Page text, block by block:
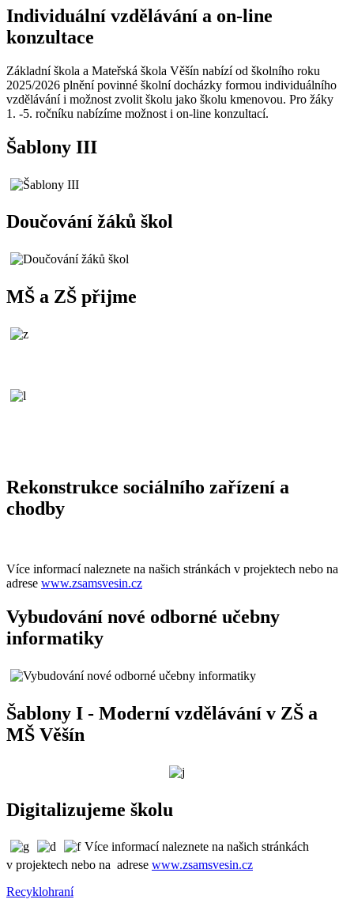
Individuální vzdělávání a on-line
konzultace
Základní škola a Mateřská škola Věšín nabízí od školního roku
2025/2026 plnění povinné školní docházky formou individuálního
vzdělávání i možnost zvolit školu jako školu kmenovou. Pro žáky
1. -5. ročníku nabízíme možnost i on-line konzultací.
Šablony III
Doučování žáků škol
MŠ a ZŠ přijme
Rekonstrukce sociálního zařízení a
chodby
Více informací naleznete na našich stránkách v projektech nebo na
adrese www.zsamsvesin.cz
Vybudování nové odborné učebny
informatiky
Šablony I - Moderní vzdělávání v ZŠ a
MŠ Věšín
Digitalizujeme školu
Více informací naleznete na našich stránkách
v projektech nebo na adrese www.zsamsvesin.cz
Recyklohraní